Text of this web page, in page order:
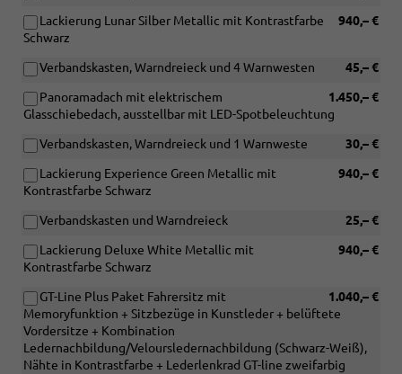
940,– €
Lackierung Lunar Silber Metallic mit Kontrastfarbe
Schwarz
45,– €
Verbandskasten, Warndreieck und 4 Warnwesten
1.450,– €
Panoramadach mit elektrischem
Glasschiebedach, ausstellbar mit LED-Spotbeleuchtung
30,– €
Verbandskasten, Warndreieck und 1 Warnweste
940,– €
Lackierung Experience Green Metallic mit
Kontrastfarbe Schwarz
25,– €
Verbandskasten und Warndreieck
940,– €
Lackierung Deluxe White Metallic mit
Kontrastfarbe Schwarz
1.040,– €
GT-Line Plus Paket Fahrersitz mit
Memoryfunktion + Sitzbezüge in Kunstleder + belüftete
Vordersitze + Kombination
Ledernachbildung/Veloursledernachbildung (Schwarz-Weiß),
Nähte in Kontrastfarbe + Lederlenkrad GT-line zweifarbig